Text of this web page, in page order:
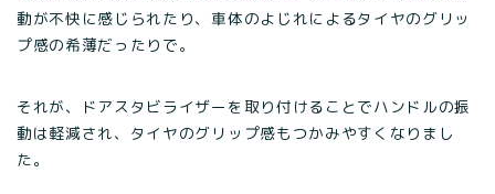
動が不快に感じられたり、車体のよじれによるタイヤのグリッ
プ感の希薄だったりで。
それが、ドアスタビライザーを取り付けることでハンドルの振
動は軽減され、タイヤのグリップ感もつかみやすくなりまし
た。